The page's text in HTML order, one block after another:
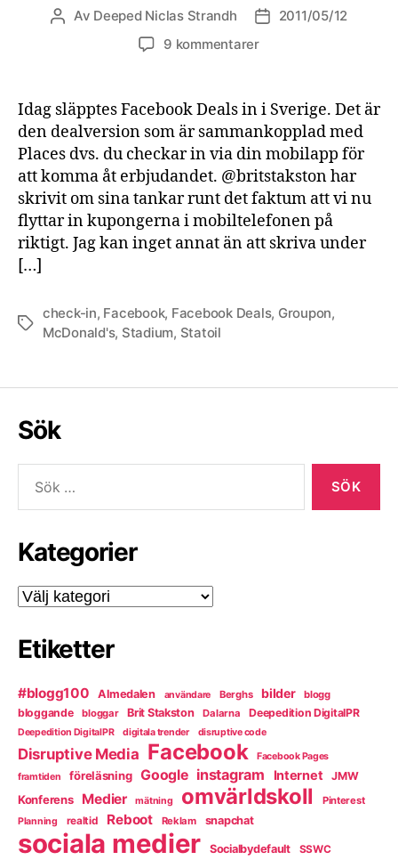
Inläggsförfattare
Av Deeped Niclas Strandh Inläggsdatum
2011/05/12
9 kommentarer
Idag släpptes Facebook Deals in i Sverige. Det är
den dealversion som är sammankopplad med
Places dvs. du checkar in via din mobilapp för
att komma åt erbjudandet. @britstakston har
skrivit om sina tankar runt det faktum att vi nu
flyttar in kupongerna i mobiltelefonen på
riktigt. Jag kan inget annat än att skriva under
[…]
Etiketter
check-in, Facebook, Facebook Deals, Groupon,
McDonald's, Stadium, Statoil
Sök
efter:
Kategorier
Kategorier
Etiketter
#blogg100 Almedalen användare Berghs bilder blogg
bloggande bloggar Brit Stakston Dalarna Deepedition DigitalPR
Deepedition DigitalPR digitala trender disruptive code
Disruptive Media Facebook
Facebook Pages
framtiden
föreläsning Google instagram Internet JMW
Konferens Medier mätning omvärldskoll Pinterest
Planning realtid Reboot Reklam snapchat
sociala medier Socialbydefault SSWC